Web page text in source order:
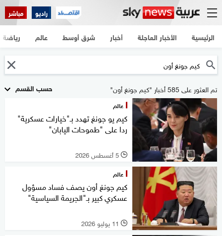
راديو مباشر
الرئيسية الأخبار العاجلة أخبار شرق أوسط عالم رياضة
حسب القسم تم العثور على 585 أخبار "كيم جونغ أون"
عالم
كيم يو جونغ تهدد بـ"خيارات عسكرية"
ردا على "طموحات اليابان"
l 5 أغسطس 2026
عالم
كيم جونغ أون يصف فساد مسؤول
عسكري كبير بـ"الجريمة السياسية"
l 11 يوليو 2026